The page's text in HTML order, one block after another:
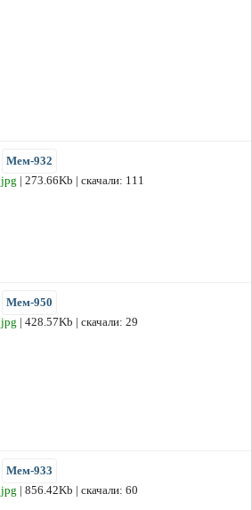
Мем-932
jpg | 273.66Kb | скачали: 111
Мем-950
jpg | 428.57Kb | скачали: 29
Мем-933
jpg | 856.42Kb | скачали: 60